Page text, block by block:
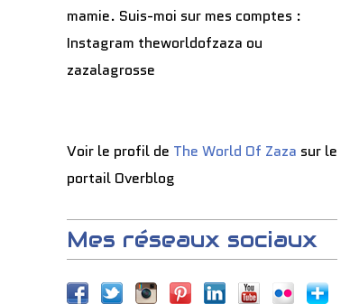
mamie. Suis-moi sur mes comptes :
Instagram theworldofzaza ou
zazalagrosse
Voir le profil de The World Of Zaza sur le
portail Overblog
Mes réseaux sociaux